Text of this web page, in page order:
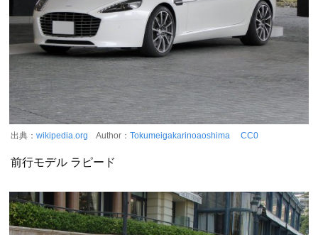
出典： wikipedia.org Author： Tokumeigakarinoaoshima CC0
前行モデル ラピード